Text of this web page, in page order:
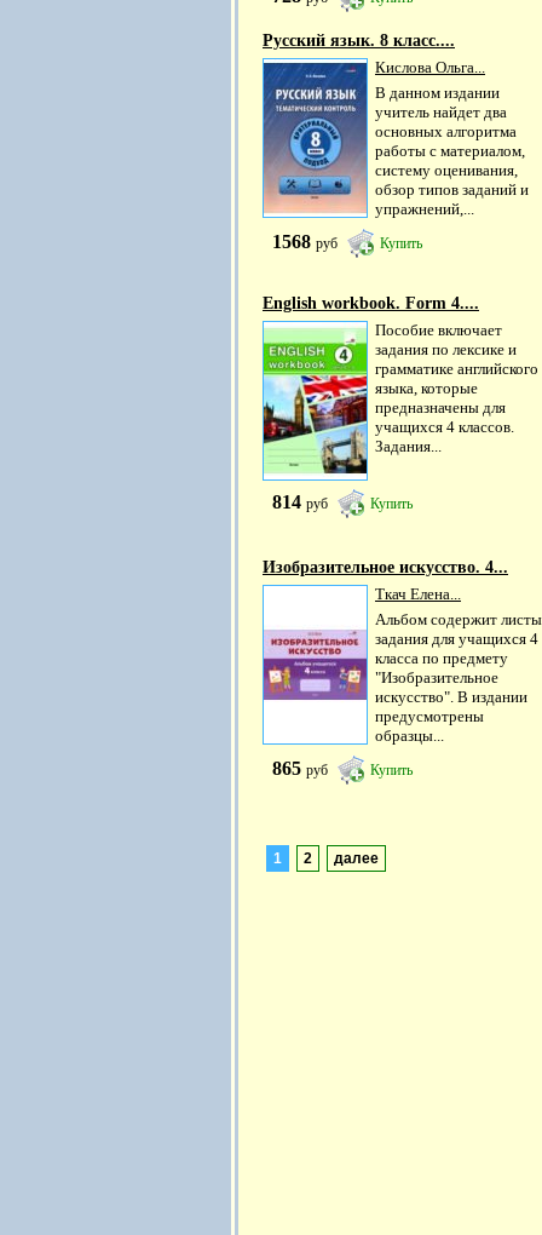
Русский язык. 8 класс....
Кислова Ольга...
В данном издании
учитель найдет два
основных алгоритма
работы с материалом,
систему оценивания,
обзор типов заданий и
упражнений,...
1568 руб Купить
English workbook. Form 4....
Пособие включает
задания по лексике и
грамматике английского
языка, которые
предназначены для
учащихся 4 классов.
Задания...
814 руб Купить
Изобразительное искусство. 4...
Ткач Елена...
Альбом содержит
задания для учащихся 4
класса по предмету
"Изобразительное
искусство". В издании
предусмотрены
образцы...
865 руб Купить
1 2 далее